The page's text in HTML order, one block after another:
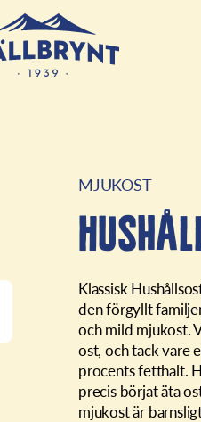
MJUKOST
Klassisk
den förgyllt
och mild mjukost.
ost, och tack vare
procents fetthalt.
precis börjat äta
mjukost är